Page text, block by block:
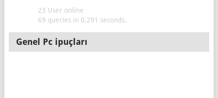
23 User online
69 queries in 0,291 seconds.
Genel Pc ipuçları